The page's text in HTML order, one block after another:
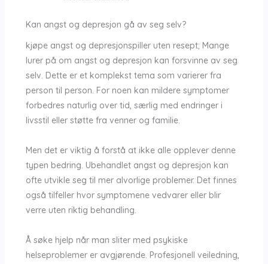
Kan angst og depresjon gå av seg selv?
kjøpe angst og depresjonspiller uten resept; Mange
lurer på om angst og depresjon kan forsvinne av seg
selv. Dette er et komplekst tema som varierer fra
person til person. For noen kan mildere symptomer
forbedres naturlig over tid, særlig med endringer i
livsstil eller støtte fra venner og familie.
Men det er viktig å forstå at ikke alle opplever denne
typen bedring. Ubehandlet angst og depresjon kan
ofte utvikle seg til mer alvorlige problemer. Det finnes
også tilfeller hvor symptomene vedvarer eller blir
verre uten riktig behandling.
Å søke hjelp når man sliter med psykiske
helseproblemer er avgjørende. Profesjonell veiledning,